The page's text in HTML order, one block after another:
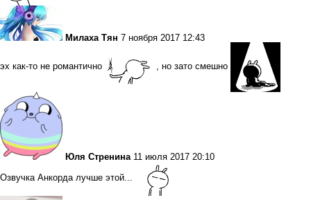
Милаха Тян 7 ноября 2017 12:43
эх как-то не романтично , но зато смешно
Юля Стренина 11 июля 2017 20:10
Озвучка Анкорда лучше этой...